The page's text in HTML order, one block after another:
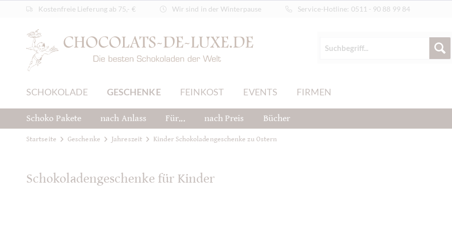
Kostenfreie Lieferung ab 75,- € Wir sind in der Winterpause Service-Hotline: 0511 - 90 88 99 84
SCHOKOLADE GESCHENKE FEINKOST EVENTS FIRMEN
Schoko Pakete nach Anlass Für... nach Preis Bücher
Startseite Geschenke Jahreszeit Kinder Schokoladengeschenke zu Ostern
Schokoladengeschenke für Kinder